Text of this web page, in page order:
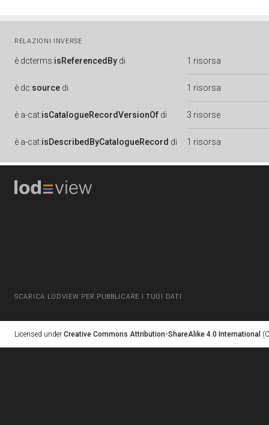
RELAZIONI INVERSE
è dcterms:isReferencedBy di 1 risorsa
è dc:source di 1 risorsa
è a-cat:isCatalogueRecordVersionOf di 3 risorse
è a-cat:isDescribedByCatalogueRecord di 1 risorsa
SCARICA LODVIEW PER PUBBLICARE I TUOI DATI
Licensed under Creative Commons Attribution-ShareAlike 4.0 International